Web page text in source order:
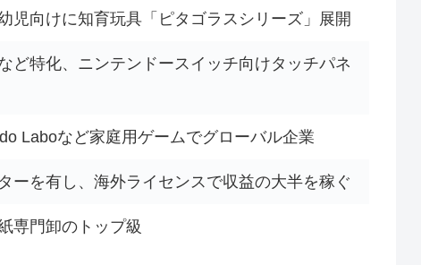
児向けに知育玩具「ピタゴラスシリーズ」展開
ど特化、ニンテンドースイッチ向けタッチパネ
Laboなど家庭用ゲームでグローバル企業
ーを有し、海外ライセンスで収益の大半を稼ぐ
専門卸のトップ級